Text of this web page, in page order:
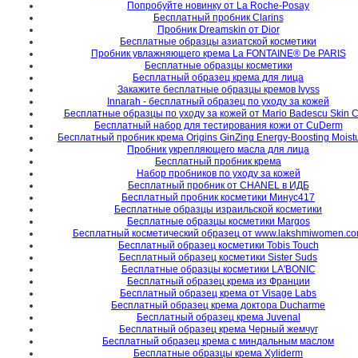
Попробуйте новинку от La Roche-Posay
Бесплатный пробник Clarins
Пробник Dreamskin от Dior
Бесплатные образцы азиатской косметики
Пробник увлажняющего крема La FONTAINE® De PARIS
Бесплатные образцы косметики
Бесплатный образец крема для лица
Закажите бесплатные образцы кремов Ivyss
Innarah - бесплатный образец по уходу за кожей
Бесплатные образцы по уходу за кожей от Mario Badescu Skin
Бесплатный набор для тестирования кожи от CuDerm
Бесплатный пробник крема Origins GinZing Energy-Boosting
Пробник укрепляющего масла для лица
Бесплатный пробник крема
Набор пробников по уходу за кожей
Бесплатный пробник от CHANEL в ИДБ
Бесплатный пробник косметики Минус417
Бесплатные образцы израильской косметики
Бесплатные образцы косметики Margos
Бесплатный косметический образец от
Бесплатный образец косметики Tobis Touch
Бесплатный образец косметики Sister Suds
Бесплатные образцы косметики LA'BONIC
Бесплатный образец крема из Франции
Бесплатный образец крема от Visage Labs
Бесплатный образец крема доктора Ducharme
Бесплатный образец крема Juvenal
Бесплатный образец крема Черный жемчуг
Бесплатный образец крема с миндальным маслом
Бесплатные образцы крема Xyliderm